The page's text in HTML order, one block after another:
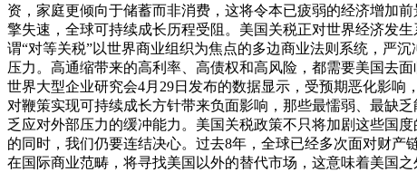
资，家庭更倾向于储蓄而非消费，这将令本已疲弱的经济增加
擎失速，全球可持续成长历程受阻。美国关税正对世界经济发
谓“对等关税”以世界商业组织为焦点的多边商业法则系统，严
压力。高通缩带来的高利率、高债权和高风险，都需要美国去
世界大型企业研究会4月29日发布的数据显示，受预期恶化影
对鞭策实现可持续成长方针带来负面影响，那些最懦弱、最缺
乏应对外部压力的缓冲能力。美国关税政策不只将加剧这些国
的同时，我们仍要连结决心。过去8年，全球已经多次面对财
在国际商业范畴，将寻找美国以外的替代市场，这意味着美国